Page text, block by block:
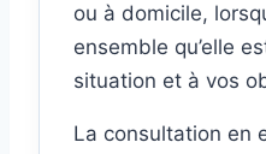
ou à domicile,
ensemble qu’elle
situation et à vos
La consultation en